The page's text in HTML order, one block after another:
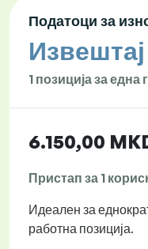
Податоци за
1 позиција за една
6.150,00
Пристап за 1
Идеален за
работна позиција.